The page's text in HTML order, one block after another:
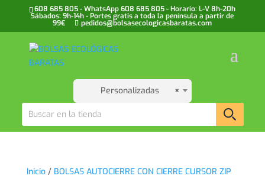
608 685 805 - WhatsApp 608 685 805 - Horario: L-V 8h-20h
Sábados: 9h-14h - Portes gratis a toda la península a partir de
99€ pedidos@bolsasecologicasbaratas.com
×
Personalizadas
Inicio/ BOLSAS AUTOCIERRE CON CIERRE CURSOR ZIP